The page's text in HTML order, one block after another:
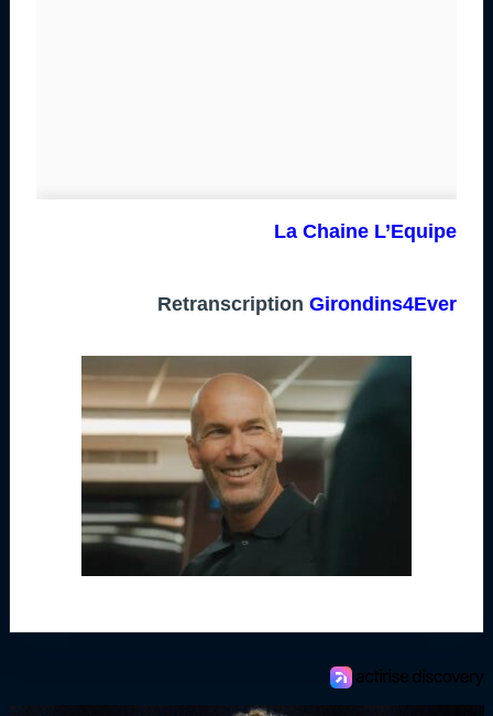
La Chaine L’Equipe
Retranscription Girondins4Ever